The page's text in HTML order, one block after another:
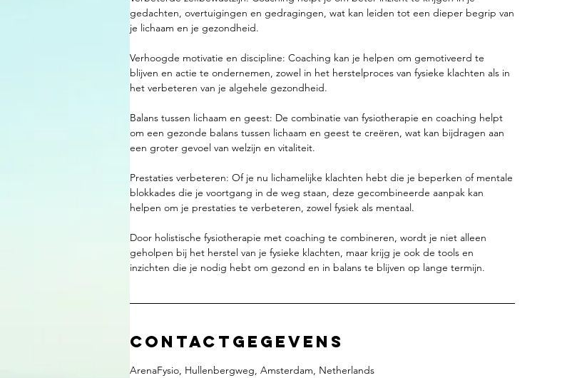
gedachten, overtuigingen en gedragingen, wat kan leiden tot een dieper begrip van
je lichaam en je gezondheid.
Verhoogde motivatie en discipline: Coaching kan je helpen om gemotiveerd te
blijven en actie te ondernemen, zowel in het herstelproces van fysieke klachten als in
het verbeteren van je algehele gezondheid.
Balans tussen lichaam en geest: De combinatie van fysiotherapie en coaching helpt
om een gezonde balans tussen lichaam en geest te creëren, wat kan bijdragen aan
een groter gevoel van welzijn en vitaliteit.
Prestaties verbeteren: Of je nu lichamelijke klachten hebt die je beperken of mentale
blokkades die je voortgang in de weg staan, deze gecombineerde aanpak kan
helpen om je prestaties te verbeteren, zowel fysiek als mentaal.
Door holistische fysiotherapie met coaching te combineren, wordt je niet alleen
geholpen bij het herstel van je fysieke klachten, maar krijg je ook de tools en
inzichten die je nodig hebt om gezond en in balans te blijven op lange termijn.
Contactgegevens
ArenaFysio, Hullenbergweg, Amsterdam, Netherlands